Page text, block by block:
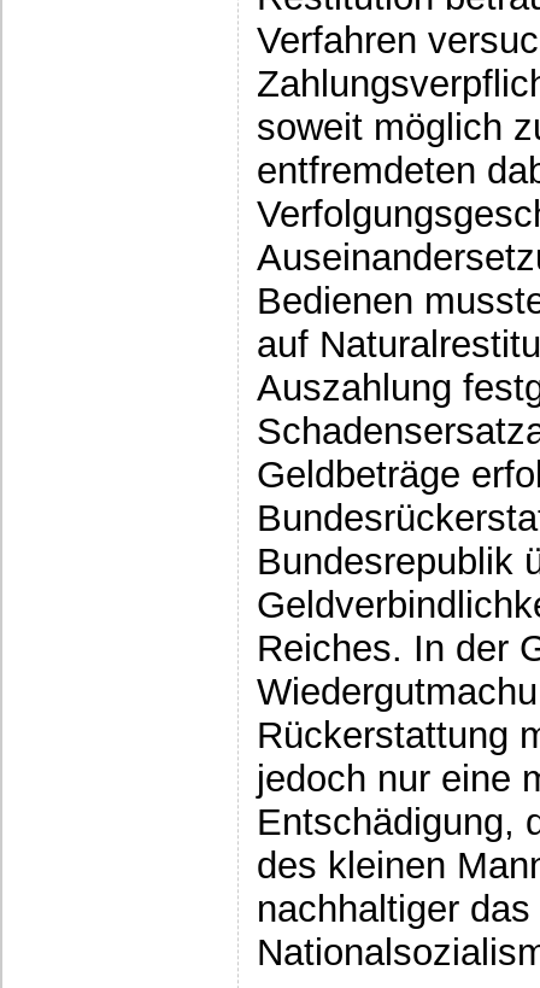
Verfahren
soweit möglich
entfremdeten
Bedienen
auf
Auszahlung
Geldbeträge
Bundesrepublik
Reiches. In der
Rückerstattung
jedoch nur eine
Entschädigung,
des kleinen
nachhaltiger